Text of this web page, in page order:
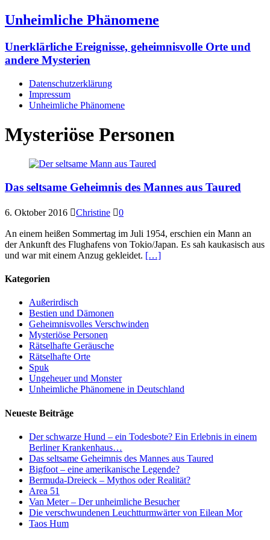
Unheimliche Phänomene
Unerklärliche Ereignisse, geheimnisvolle Orte und
andere Mysterien
Datenschutzerklärung
Impressum
Unheimliche Phänomene
Mysteriöse Personen
Das seltsame Geheimnis des Mannes aus Taured
6. Oktober 2016 Christine 0
An einem heißen Sommertag im Juli 1954, erschien ein Mann an
der Ankunft des Flughafens von Tokio/Japan. Es sah kaukasisch aus
und war mit einem Anzug gekleidet. […]
Kategorien
Außerirdisch
Bestien und Dämonen
Geheimnisvolles Verschwinden
Mysteriöse Personen
Rätselhafte Geräusche
Rätselhafte Orte
Spuk
Ungeheuer und Monster
Unheimliche Phänomene in Deutschland
Neueste Beiträge
Der schwarze Hund – ein Todesbote? Ein Erlebnis in einem
Berliner Krankenhaus…
Das seltsame Geheimnis des Mannes aus Taured
Bigfoot – eine amerikanische Legende?
Bermuda-Dreieck – Mythos oder Realität?
Area 51
Van Meter – Der unheimliche Besucher
Die verschwundenen Leuchtturmwärter von Eilean Mor
Taos Hum